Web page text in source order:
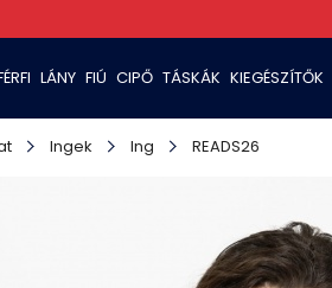
LÁNY FIÚ CIPŐ TÁSKÁK KIEGÉSZÍTŐK
Ingek Ing READS26